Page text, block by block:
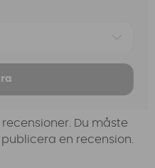
Du måste
en recension.